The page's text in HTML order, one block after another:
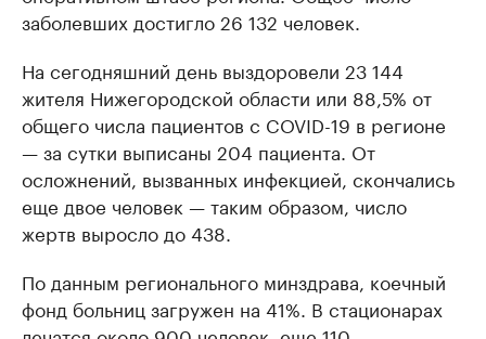
заболевших достигло 26 132 человек.
На сегодняшний день выздоровели 23 144
жителя Нижегородской области или 88,5% от
общего числа пациентов с COVID-19 в регионе
— за сутки выписаны 204 пациента. От
осложнений, вызванных инфекцией, скончались
еще двое человек — таким образом, число
жертв выросло до 438.
По данным регионального минздрава, коечный
фонд больниц загружен на 41%. В стационарах